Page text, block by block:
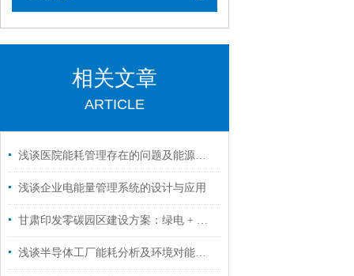
相关文章
ARTICLE
浅谈医院能耗管理存在的问题及能源监管平台解决方案
浅谈企业电能量管理系统的设计与应用
甘肃印发零碳园区建设方案：绿电 + 数智化驱动，安科瑞助力低碳转型
浅谈半导体工厂能耗分析及环境对能耗的影响